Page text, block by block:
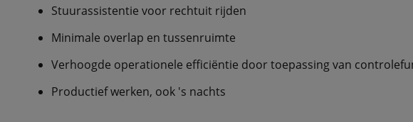
Stuurassistentie voor rechtuit rijden
Minimale overlap en tussenruimte
Verhoogde operationele efficiëntie door toepassing van
Productief werken, ook 's nachts